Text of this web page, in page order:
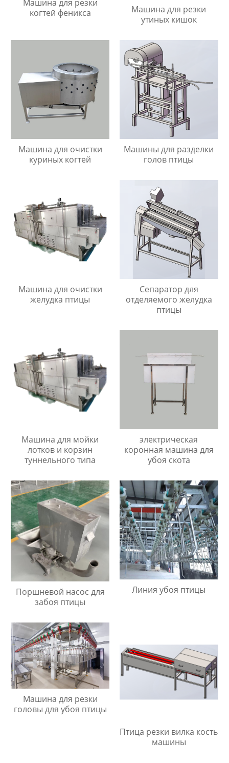
Машина для резки
когтей феникса
Машина для резки
утиных кишок
Машина для очистки
куриных когтей
Машины для разделки
голов птицы
Машина для очистки
желудка птицы
Сепаратор для
отделяемого желудка
птицы
Машина для мойки
лотков и корзин
туннельного типа
электрическая
коронная машина для
убоя скота
Поршневой насос для
забоя птицы
Линия убоя птицы
Машина для резки
головы для убоя птицы
Птица резки вилка кость
машины